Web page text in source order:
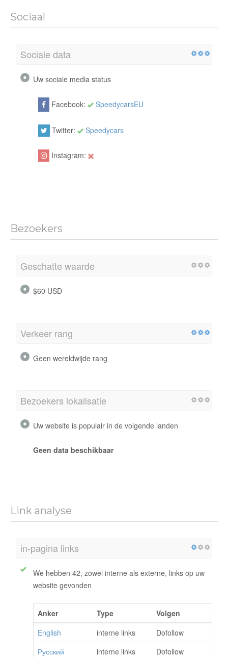
Sociaal
Sociale data
Uw sociale media status
Facebook: SpeedycarsEU
Twitter: Speedycars
Instagram:
Bezoekers
Geschatte waarde
$60 USD
Verkeer rang
Geen wereldwijde rang
Bezoekers lokalisatie
Uw website is populair in de volgende landen
Geen data beschikbaar
Link analyse
in-pagina links
We hebben 42, zowel interne als externe, links op uw
website gevonden
Anker Type
Volgen
English
interne links
Dofollow
Русский
interne links
Dofollow